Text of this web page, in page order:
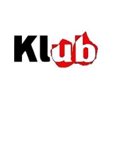
to
content